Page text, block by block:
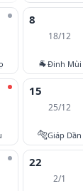
8
18/12
🐐Đinh Mùi
15
25/12
🐅Giáp Dần
22
2/1